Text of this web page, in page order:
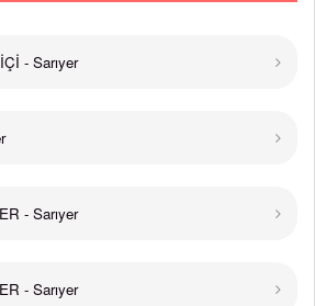
- Sarıyer
- Sarıyer
- Sarıyer